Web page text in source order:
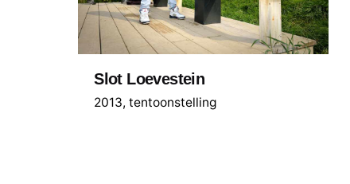
Slot Loevestein
2013 tentoonstelling